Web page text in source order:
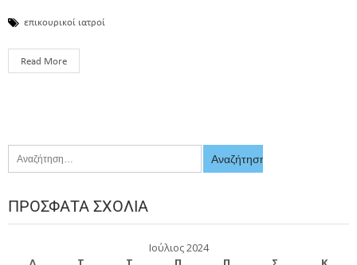
επικουρικοί ιατροί
Read More
ΠΡΌΣΦΑΤΑ ΣΧΌΛΙΑ
Ιούλιος 2024